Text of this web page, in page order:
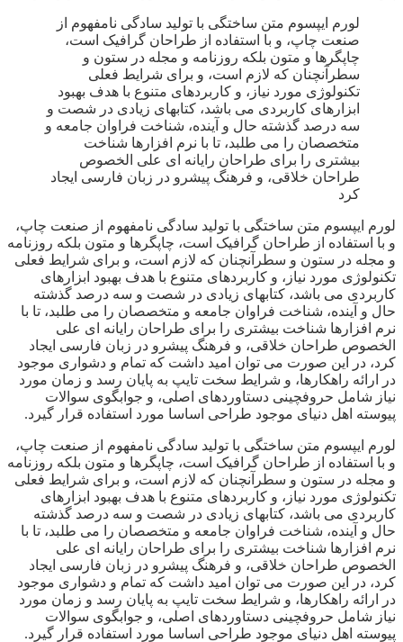
لورم ایپسوم متن ساختگی با تولید سادگی نامفهوم از
صنعت چاپ، و با استفاده از طراحان گرافیک است،
چاپگرها و متون بلکه روزنامه و مجله در ستون و
سطرآنچنان که لازم است، و برای شرایط فعلی
تکنولوژی مورد نیاز، و کاربردهای متنوع با هدف بهبود
ابزارهای کاربردی می باشد، کتابهای زیادی در شصت و
سه درصد گذشته حال و آینده، شناخت فراوان جامعه و
متخصصان را می طلبد، تا با نرم افزارها شناخت
بیشتری را برای طراحان رایانه ای علی الخصوص
طراحان خلاقی، و فرهنگ پیشرو در زبان فارسی ایجاد
کرد
لورم ایپسوم متن ساختگی با تولید سادگی نامفهوم از صنعت چاپ،
و با استفاده از طراحان گرافیک است، چاپگرها و متون بلکه روزنامه
و مجله در ستون و سطرآنچنان که لازم است، و برای شرایط فعلی
تکنولوژی مورد نیاز، و کاربردهای متنوع با هدف بهبود ابزارهای
کاربردی می باشد، کتابهای زیادی در شصت و سه درصد گذشته
حال و آینده، شناخت فراوان جامعه و متخصصان را می طلبد، تا با
نرم افزارها شناخت بیشتری را برای طراحان رایانه ای علی
الخصوص طراحان خلاقی، و فرهنگ پیشرو در زبان فارسی ایجاد
کرد، در این صورت می توان امید داشت که تمام و دشواری موجود
در ارائه راهکارها، و شرایط سخت تایپ به پایان رسد و زمان مورد
نیاز شامل حروفچینی دستاوردهای اصلی، و جوابگوی سوالات
پیوسته اهل دنیای موجود طراحی اساسا مورد استفاده قرار گیرد.
لورم ایپسوم متن ساختگی با تولید سادگی نامفهوم از صنعت چاپ،
و با استفاده از طراحان گرافیک است، چاپگرها و متون بلکه روزنامه
و مجله در ستون و سطرآنچنان که لازم است، و برای شرایط فعلی
تکنولوژی مورد نیاز، و کاربردهای متنوع با هدف بهبود ابزارهای
کاربردی می باشد، کتابهای زیادی در شصت و سه درصد گذشته
حال و آینده، شناخت فراوان جامعه و متخصصان را می طلبد، تا با
نرم افزارها شناخت بیشتری را برای طراحان رایانه ای علی
الخصوص طراحان خلاقی، و فرهنگ پیشرو در زبان فارسی ایجاد
کرد، در این صورت می توان امید داشت که تمام و دشواری موجود
در ارائه راهکارها، و شرایط سخت تایپ به پایان رسد و زمان مورد
نیاز شامل حروفچینی دستاوردهای اصلی، و جوابگوی سوالات
پیوسته اهل دنیای موجود طراحی اساسا مورد استفاده قرار گیرد.